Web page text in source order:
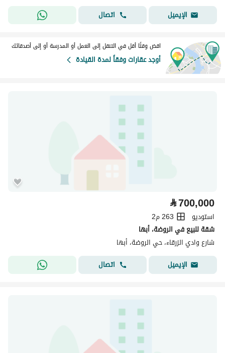
الإيميل
اتصال
اقض وقتًا أقل في التنقل إلى العمل أو المدرسة أو إلى أصدقائك
أوجد عقارات وفقاً لمدة القيادة
⃁700,000
استوديو
263 م2
شقة للبيع في الروضة، أبها
شارع وادي الزرقاء، حي الروضة، أبها
الإيميل
اتصال